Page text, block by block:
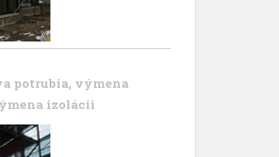
potrubia, výmena
izolácii